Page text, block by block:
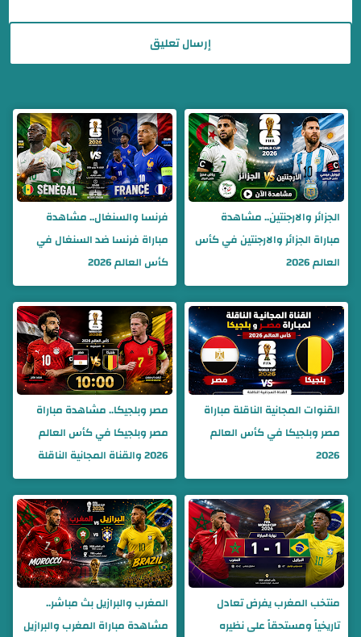
إرسال تعليق
الجزائر والارجنتين.. مشاهدة
مباراة الجزائر والارجنتين في كأس
العالم 2026
فرنسا والسنغال.. مشاهدة
مباراة فرنسا ضد السنغال في
كأس العالم 2026
القنوات المجانية الناقلة مباراة
مصر وبلجيكا في كأس العالم
2026
مصر وبلجيكا.. مشاهدة مباراة
مصر وبلجيكا في كأس العالم
2026 والقناة المجانية الناقلة
منتخب المغرب يفرض تعادل
تاريخياً ومستحقاً على نظيره
المغرب والبرازيل بث مباشر..
مشاهدة مباراة المغرب والبرازيل